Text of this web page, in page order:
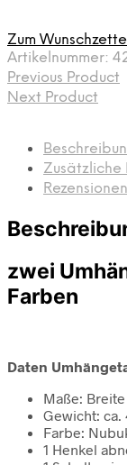
Zum
Artikelnummer:
Previous Product
Next Product
Zusätzliche
zwei
Farben
Daten
Maße:
Gewicht: ca.
Farbe:
1 Henkel